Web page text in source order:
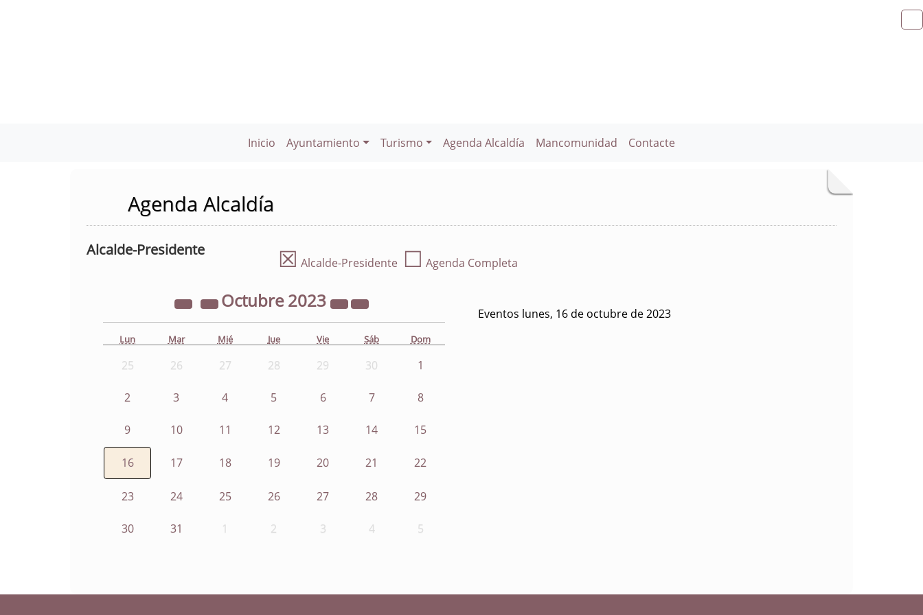
Inicio Ayuntamiento Turismo Agenda Alcaldía Mancomunidad Contacte
Agenda Alcaldía
Alcalde-Presidente ☒ Alcalde-Presidente ☐ Agenda Completa
Octubre2023
Lun Mar Mié Jue Vie Sáb Dom
25 26 27 28 29 30 1
2 3 4 5 6 7 8
9 10 11 12 13 14 15
16 17 18 19 20 21 22
23 24 25 26 27 28 29
30 31 1 2 3 4 5
Eventos lunes, 16 de octubre de 2023